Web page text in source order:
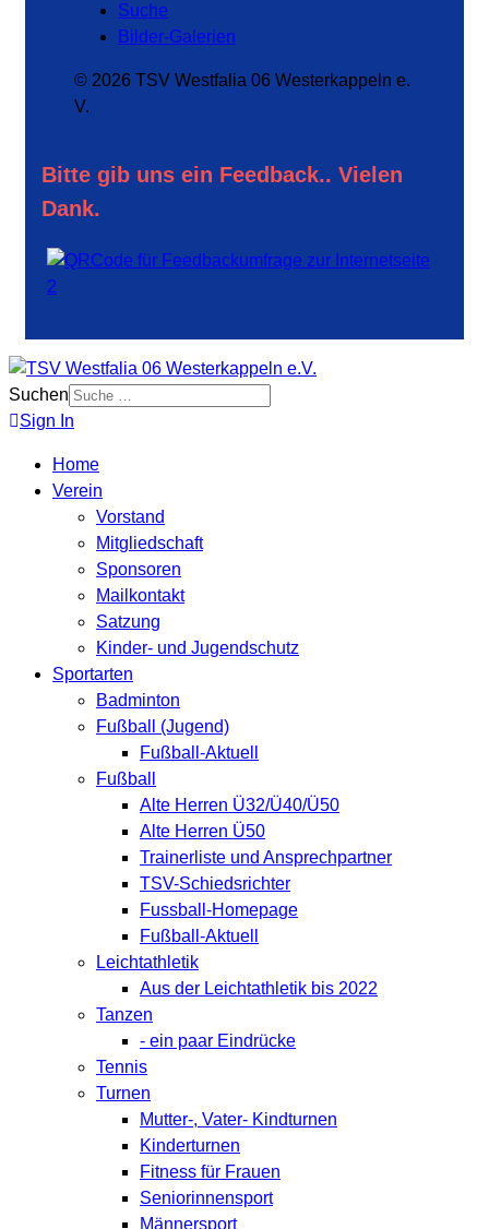
Suche
Bilder-Galerien
© 2026 TSV Westfalia 06 Westerkappeln e.
V.
Bitte gib uns ein Feedback.. Vielen
Dank.
Suchen
Sign In
Home
Verein
Vorstand
Mitgliedschaft
Sponsoren
Mailkontakt
Satzung
Kinder- und Jugendschutz
Sportarten
Badminton
Fußball (Jugend)
Fußball-Aktuell
Fußball
Alte Herren Ü32/Ü40/Ü50
Alte Herren Ü50
Trainerliste und Ansprechpartner
TSV-Schiedsrichter
Fussball-Homepage
Fußball-Aktuell
Leichtathletik
Aus der Leichtathletik bis 2022
Tanzen
- ein paar Eindrücke
Tennis
Turnen
Mutter-, Vater- Kindturnen
Kinderturnen
Fitness für Frauen
Seniorinnensport
Männersport